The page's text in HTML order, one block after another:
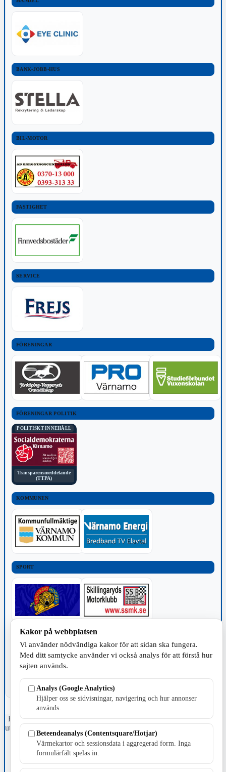
BANK-JOBB-HUS
BIL-MOTOR
FASTIGHET
SERVICE
FÖRENINGAR
FÖRENINGAR POLITIK
POLITISKT INNEHÅLL
Transparensmeddelande
(TTPA)
KOMMUNEN
SPORT
TILLVERKNING
Fristående webbtidningsföretag grundat 1991 som sedan 2002 ger
ut tidningen Skillingaryd.nu och 2010 lanserades Värnamo.nu. Från
april 2026 omfattar Skillingaryd.nu tre kommuner: Gnosjö,
Värnamo och Vaggeryds kommun.
Kontakta oss
Kakor på webbplatsen
Vi använder nödvändiga kakor för att sidan ska fungera.
Med ditt samtycke använder vi också analys för att förstå hur
sajten används.
Analys (Google Analytics)
Hjälper oss se sidvisningar, navigering och hur annonser
används.
Beteendeanalys (Contentsquare/Hotjar)
Värmekartor och sessionsdata i aggregerad form. Inga
formulärfält spelas in.